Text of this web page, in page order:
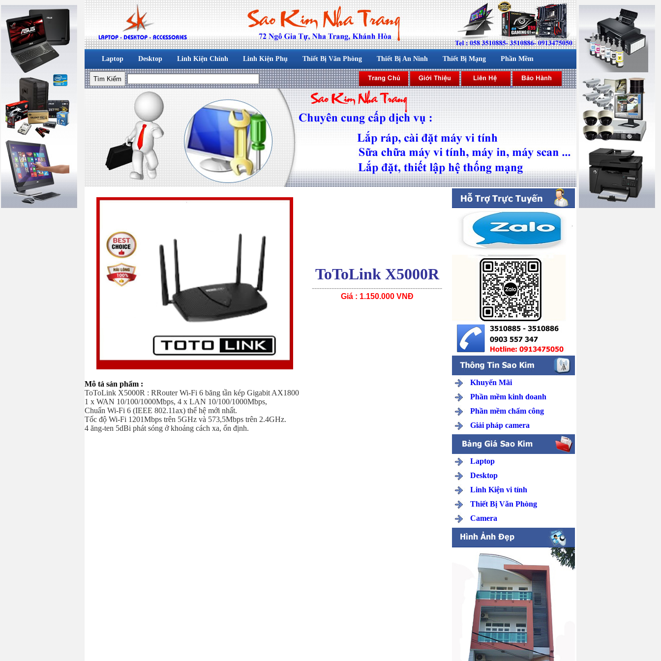
Laptop Desktop Linh Kiện Chính Linh Kiện Phụ Thiết Bị Văn Phòng Thiết Bị An Ninh Thiết Bị Mạng Phần Mềm
ToToLink X5000R
-----------------------------------------------------
Giá : 1.150.000 VNĐ
Mô tả sản phẩm :
ToToLink X5000R : RRouter Wi-Fi 6 băng tần kép Gigabit AX1800
1 x WAN 10/100/1000Mbps, 4 x LAN 10/100/1000Mbps,
Chuẩn Wi-Fi 6 (IEEE 802.11ax) thế hệ mới nhất.
Tốc độ Wi-Fi 1201Mbps trên 5GHz và 573,5Mbps trên 2.4GHz.
4 ăng-ten 5dBi phát sóng ở khoảng cách xa, ổn định.
Khuyến Mãi
Phần mềm kinh doanh
Phần mềm chấm công
Giải pháp camera
Laptop
Desktop
Linh Kiện vi tính
Thiết Bị Văn Phòng
Camera